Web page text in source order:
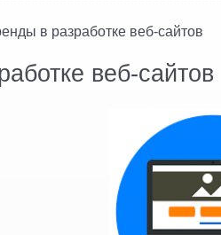
в разработке веб-сайтов
веб-сайтов